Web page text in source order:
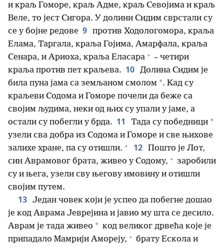
и краљ Гоморе, краљ Адме, краљ Севојима и краљ
Веле, то јест Сигора. У долини Сидим сврстали су
се у бојне редове 9 против Ходологомора, краља
Елама, Таргала, краља Гојима, Амарфала, краља
Сенара, и Ариоха, краља Еласара + – четири
краља против пет краљева. 10 Долина Сидим је
била пуна јама са земљаном смолом *. Кад су
краљеви Содома и Гоморе почели да беже са
својим људима, неки од њих су упали у јаме, а
остали су побегли у брда. 11 Тада су победници *
узели сва добра из Содома и Гоморе и све њихове
залихе хране, па су отишли. + 12 Пошто је Лот,
син Аврамовог брата, живео у Содому, + заробили
су и њега, узели сву његову имовину и отишли
својим путем.
13 Један човек који је успео да побегне дошао
је код Аврама Јеврејина и јавио му шта се десило.
Аврам је тада живео * код великог дрвећа које је
припадало Мамрији Амореју, + брату Ескола и